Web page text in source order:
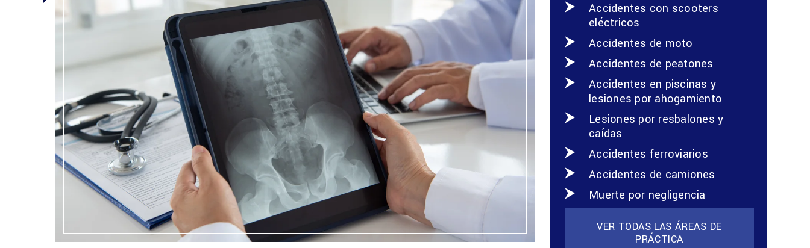
Accidentes con scooters
eléctricos
Accidentes de moto
Accidentes de peatones
Accidentes en piscinas y
lesiones por ahogamiento
Lesiones por resbalones y
caídas
Accidentes ferroviarios
Accidentes de camiones
Muerte por negligencia
VER TODAS LAS ÁREAS DE
PRÁCTICA